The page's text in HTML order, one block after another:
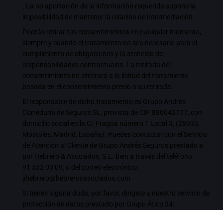
. La no aportación de la información requerida supone la
imposibilidad de mantener la relación de intermediación.
Podrás retirar tus consentimientos en cualquier momento,
siempre y cuando el tratamiento no sea necesario para el
cumplimiento de obligaciones y la atención de
responsabilidades contractuales. La retirada del
consentimiento no afectará a la licitud del tratamiento
basada en el consentimiento previo a su retirada.
El responsable de dicho tratamiento es Grupo Andrés
Correduría de Seguros SL, provista de CIF B86042777, con
domicilio social en la C/ Fragua número 1 Local 3, (28933,
Móstoles, Madrid, España). Puedes contactar con el Servicio
de Atención al Cliente de Grupo Andrés Seguros prestado a
por Hebrero & Asociados, S.L. bien a través del teléfono
91 532 00 09, o del correo electrónico:
jihebrero@hebreroyasociados.com
Si tienes alguna duda, por favor, dirígete a nuestro servicio de
protección de datos prestado por Grupo Ático 34: